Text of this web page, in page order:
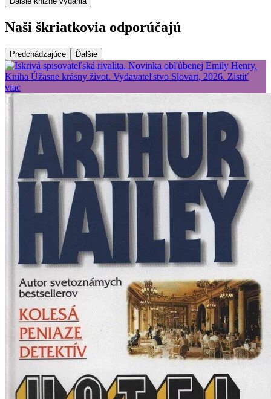
Naši škriatkovia odporúčajú
Predchádzajúce Ďalšie